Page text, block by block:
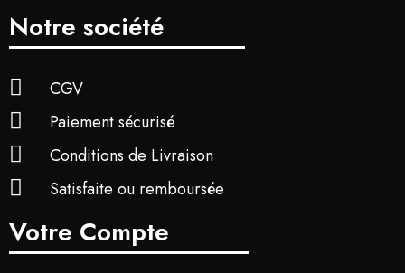
Notre société
CGV
Paiement sécurisé
Conditions de Livraison
Satisfaite ou remboursée
Votre Compte